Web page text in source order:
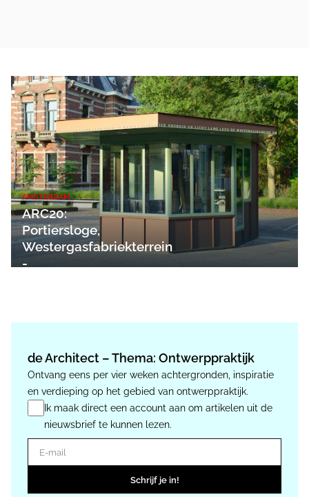
AMSTERDAM
ARC20:
Portiersloge,
Westergasfabriekterrein
-
de Architect – Thema: Ontwerppraktijk
Ontvang eens per vier weken achtergronden, inspiratie
en verdieping op het gebied van ontwerppraktijk.
Ik maak direct een account aan om artikelen uit de
nieuwsbrief te kunnen lezen.
E-mail
Schrijf je in!